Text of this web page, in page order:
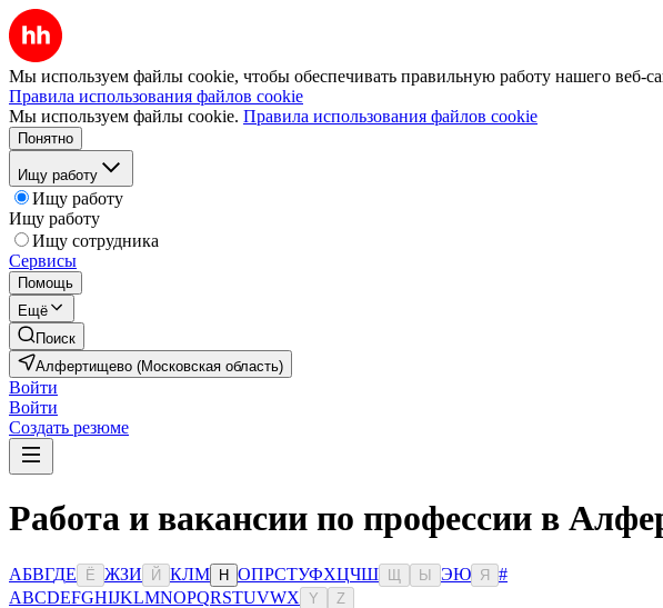
Мы используем файлы cookie, чтобы обеспечивать правильную работу нашего веб-
Правила использования файлов cookie
Мы используем файлы cookie. Правила использования файлов cookie
Понятно
Ищу работу
Ищу работу
Ищу работу
Ищу сотрудника
Сервисы
Помощь
Ещё
Поиск
Алфертищево (Московская область)
Войти
Войти
Создать резюме
Работа и вакансии по профессии в
АБВГДЕ Ё ЖЗИ Й КЛМ Н ОПРСТУФХЦЧШ Ы ЭЮ Я
#
ABCDEFGHIJKLMNOPQRSTUVWX Y Z